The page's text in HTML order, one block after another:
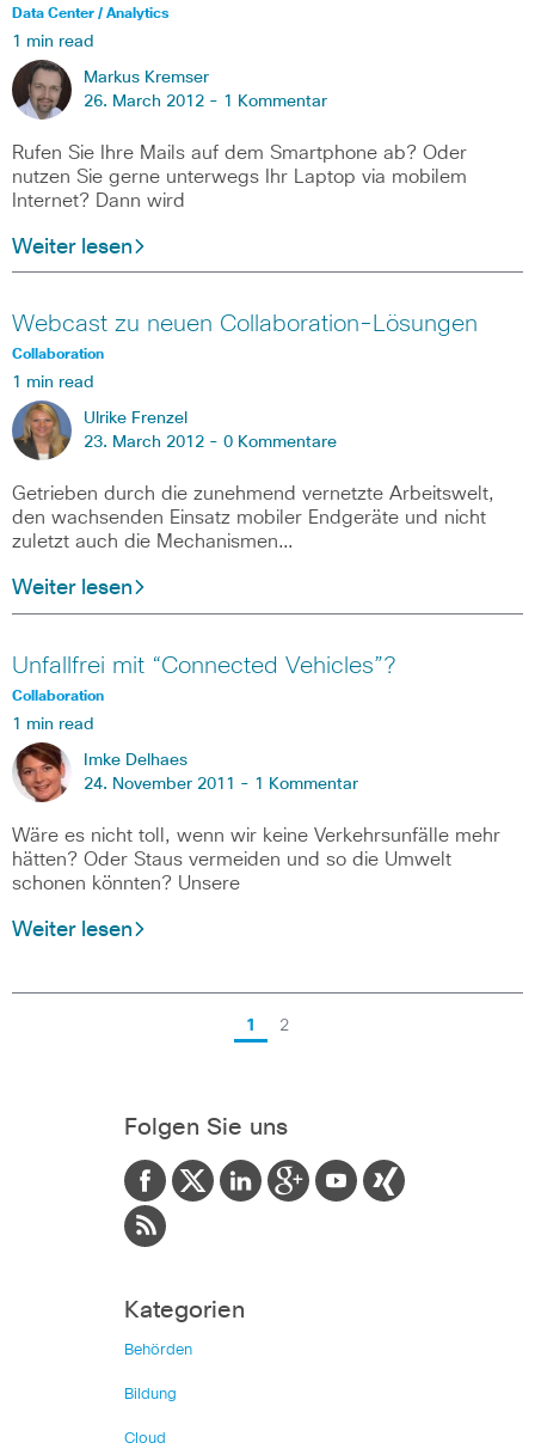
Data Center / Analytics
1 min read
Markus Kremser
26. March 2012 - 1 Kommentar
Rufen Sie Ihre Mails auf dem Smartphone ab? Oder
nutzen Sie gerne unterwegs Ihr Laptop via mobilem
Internet? Dann wird
Weiter lesen
Webcast zu neuen Collaboration-Lösungen
Collaboration
1 min read
Ulrike Frenzel
23. March 2012 - 0 Kommentare
Getrieben durch die zunehmend vernetzte Arbeitswelt,
den wachsenden Einsatz mobiler Endgeräte und nicht
zuletzt auch die Mechanismen…
Weiter lesen
Unfallfrei mit “Connected Vehicles”?
Collaboration
1 min read
Imke Delhaes
24. November 2011 - 1 Kommentar
Wäre es nicht toll, wenn wir keine Verkehrsunfälle mehr
hätten? Oder Staus vermeiden und so die Umwelt
schonen könnten? Unsere
Weiter lesen
1 2
Folgen Sie uns
Kategorien
Behörden
Bildung
Cloud